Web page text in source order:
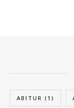
ABITUR (1)